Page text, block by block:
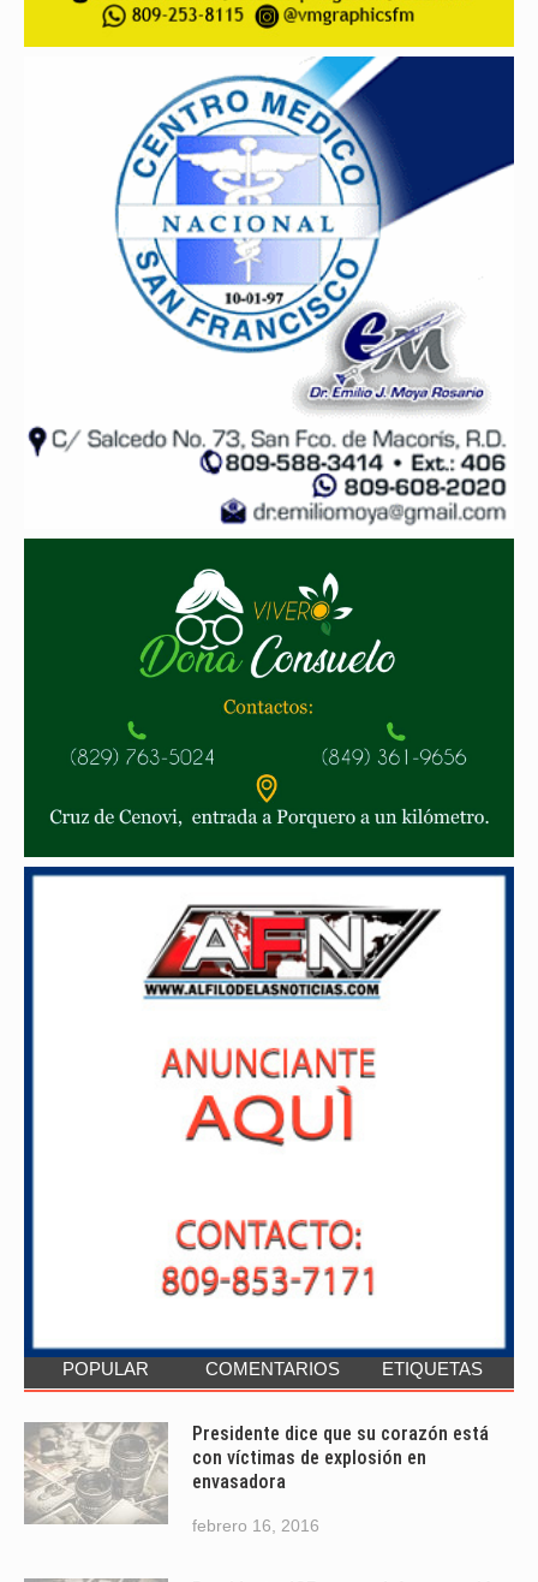
POPULAR COMENTARIOS ETIQUETAS
Presidente dice que su corazón está
con víctimas de explosión en
envasadora
febrero 16, 2016